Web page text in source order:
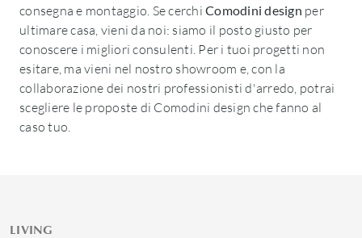
consegna e montaggio. Se cerchi Comodini design per
ultimare casa, vieni da noi: siamo il posto giusto per
conoscere i migliori consulenti. Per i tuoi progetti non
esitare, ma vieni nel nostro showroom e, con la
collaborazione dei nostri professionisti d'arredo, potrai
scegliere le proposte di Comodini design che fanno al
caso tuo.
LIVING